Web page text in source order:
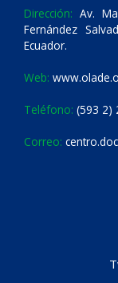
Dirección: Av.
Fernández
Ecuador.
Web:
Teléfono: (593 2)
Correo: